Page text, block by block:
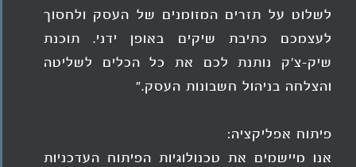
לשלוט על תזרים המזומנים של העסק ולחסוך
לעצמכם כתיבת שיקים באופן ידני. תוכנת
שיק-צ'ק נותנת לכם את כל הכלים לשליטה
והצלחה בניהול חשבונות העסק."
פיתוח אפליקציה:
אנו מיישמים את טכנולוגיות הפיתוח העדכניות